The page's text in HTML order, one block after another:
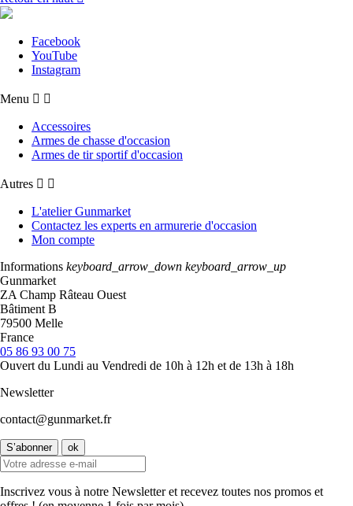
Facebook
YouTube
Instagram
Menu  
Accessoires
Armes de chasse d'occasion
Armes de tir sportif d'occasion
Autres  
L'atelier Gunmarket
Contactez les experts en armurerie d'occasion
Mon compte
Informations keyboard_arrow_down keyboard_arrow_up
Gunmarket
ZA Champ Râteau Ouest
Bâtiment B
79500 Melle
France
05 86 93 00 75
Ouvert du Lundi au Vendredi de 10h à 12h et de 13h à 18h
Newsletter
contact@gunmarket.fr
Inscrivez vous à notre Newsletter et recevez toutes nos promos et